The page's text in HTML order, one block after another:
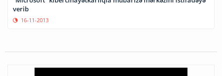
verib
16-11-2013